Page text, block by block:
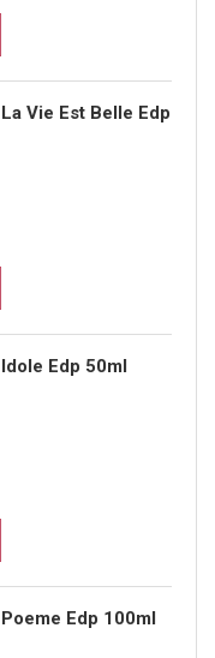
Vie Est Belle Edp
Edp 50ml
Edp 100ml